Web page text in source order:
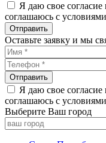
Я даю свое
соглашаюсь с
Оставьте заявку и мы
Я даю свое
соглашаюсь с
Выберите Ваш город